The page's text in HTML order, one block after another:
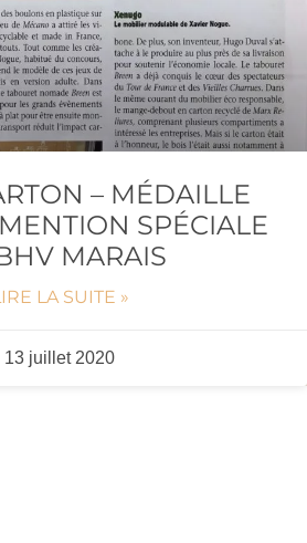
– MÉDAILLE
SPÉCIALE
MARAIS
LA SUITE »
13 juillet 2020